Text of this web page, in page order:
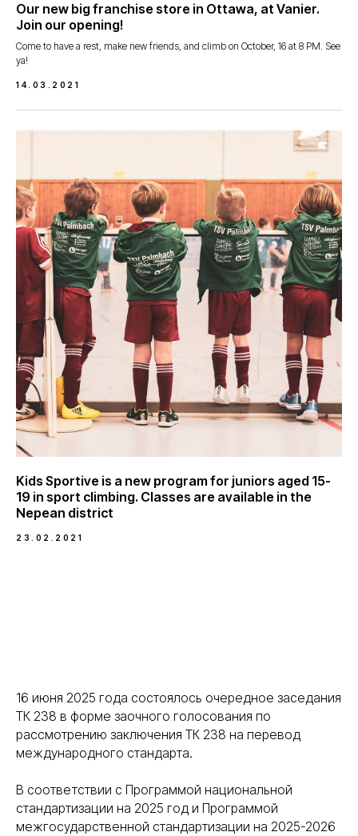
Our new big franchise store in Ottawa, at Vanier.
Join our opening!
Come to have a rest, make new friends, and climb on October, 16 at 8 PM. See
ya!
14.03.2021
Kids Sportive is a new program for juniors aged 15-
19 in sport climbing. Classes are available in the
Nepean district
23.02.2021
16 июня 2025 года состоялось очередное заседания
ТК 238 в форме заочного голосования по
рассмотрению заключения ТК 238 на перевод
международного стандарта.
В соответствии с Программой национальной
стандартизации на 2025 год и Программой
межгосударственной стандартизации на 2025-2026